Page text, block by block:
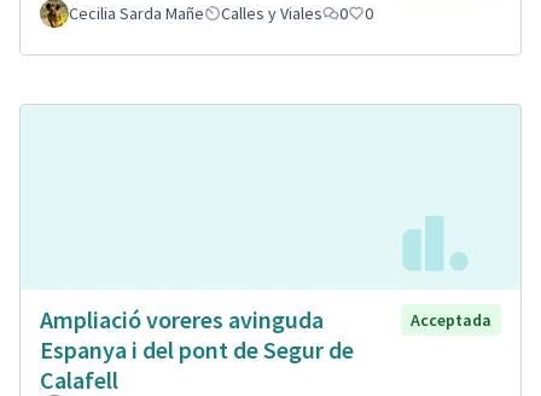
Cecilia Sarda Mañe
Calles y Viales 0 0
Ampliació voreres avinguda
Espanya i del pont de Segur de
Calafell
Acceptada